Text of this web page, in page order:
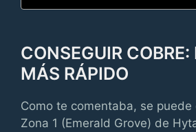
CONSEGUIR
MÁS RÁPIDO
Como te comentaba, se puede
Zona 1 (Emerald Grove) de